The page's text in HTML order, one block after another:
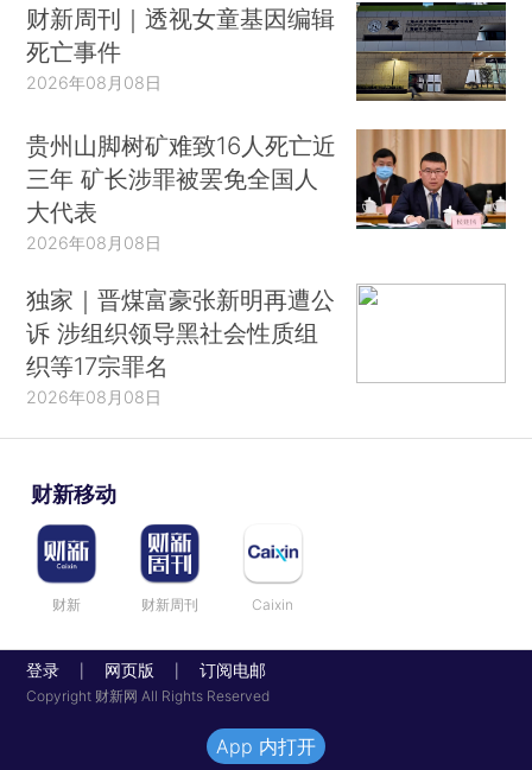
财新周刊｜透视女童基因编辑
死亡事件
2026年08月08日
贵州山脚树矿难致16人死亡近
三年 矿长涉罪被罢免全国人
大代表
2026年08月08日
独家｜晋煤富豪张新明再遭公
诉 涉组织领导黑社会性质组
织等17宗罪名
2026年08月08日
财新移动
财新 财新周刊 Caixin
登录 网页版 订阅电邮
Copyright 财新网 All Rights Reserved
App 内打开